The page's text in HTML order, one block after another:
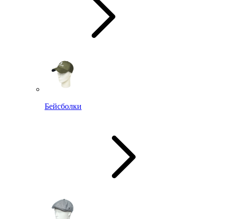
Бейсболки